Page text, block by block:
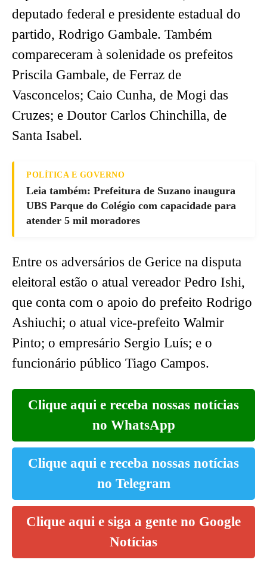
deputado federal e presidente estadual do
partido, Rodrigo Gambale. Também
compareceram à solenidade os prefeitos
Priscila Gambale, de Ferraz de
Vasconcelos; Caio Cunha, de Mogi das
Cruzes; e Doutor Carlos Chinchilla, de
Santa Isabel.
POLÍTICA E GOVERNO
Leia também: Prefeitura de Suzano inaugura
UBS Parque do Colégio com capacidade para
atender 5 mil moradores
Entre os adversários de Gerice na disputa
eleitoral estão o atual vereador Pedro Ishi,
que conta com o apoio do prefeito Rodrigo
Ashiuchi; o atual vice-prefeito Walmir
Pinto; o empresário Sergio Luís; e o
funcionário público Tiago Campos.
Clique aqui e receba nossas notícias
no WhatsApp
Clique aqui e receba nossas notícias
no Telegram
Clique aqui e siga a gente no Google
Notícias